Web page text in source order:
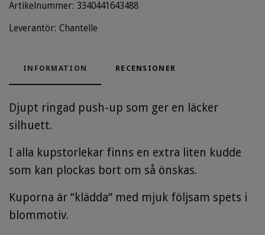
Artikelnummer: 3340441643488
Leverantör: Chantelle
INFORMATION RECENSIONER
Djupt ringad push-up som ger en läcker
silhuett.
I alla kupstorlekar finns en extra liten kudde
som kan plockas bort om så önskas.
Kuporna är ”klädda” med mjuk följsam spets i
blommotiv.